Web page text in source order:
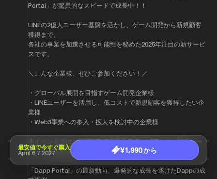
最安値で今すぐ購入
April 6,7 2027
¥1,990 から
Portal」が驚異的なスピードで成長中！！
LINEの2億人ユーザー基盤を活かし、ゲーム開発から新規顧客
獲得まで、
各社の事業を加速させる可能性を秘めた2025年注目の新サービ
スです。
＼こんな企業様、ぜひご参加ください！／
・グローバル展開を目指すゲーム開発企業様
・LINEユーザーを活用し、低コストで新規顧客を獲得したい企
業様
・Web3事業への参入・拡大を検討中の企業様
本イベントでは、LINE NEXT事業責任者やLINEヤフー認定パー
トナー企業が登壇。
「Dapp Portal」の最新動向、爆発的な成長を遂げたDappの成